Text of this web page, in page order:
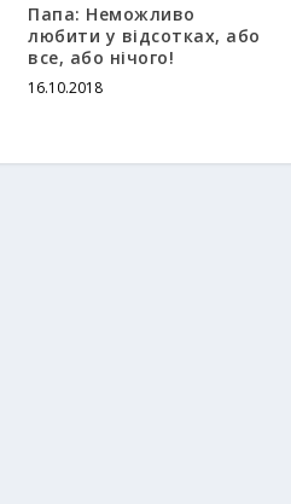
Папа: Неможливо
любити у відсотках, або
все, або нічого!
16.10.2018